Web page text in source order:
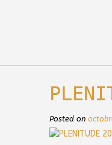
Posted on